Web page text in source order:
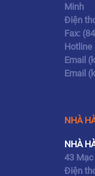
Minh
Điện
Fax:
Hotline
Email
Email
NHÀ
NHÀ
43 Mạc
Điện